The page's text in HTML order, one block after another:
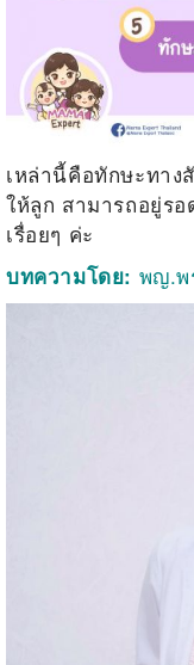
เหล่านี้คือทักษะทาง
ให้ลูก สามารถอยู่ร
เรื่อยๆ ค่ะ
บทความโดย: พญ.พ